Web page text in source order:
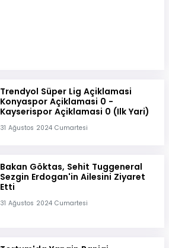
Trendyol Süper Lig Açiklamasi
Konyaspor Açiklamasi 0 -
Kayserispor Açiklamasi 0 (Ilk Yari)
31 Ağustos 2024 Cumartesi
Bakan Göktas, Sehit Tuggeneral
Sezgin Erdogan'in Ailesini Ziyaret
Etti
31 Ağustos 2024 Cumartesi